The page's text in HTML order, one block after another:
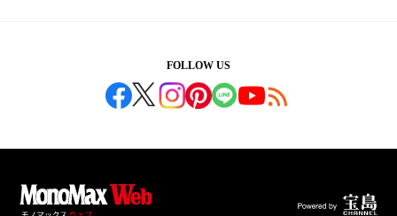
FOLLOW US